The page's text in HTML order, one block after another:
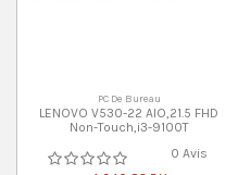
PC De Bureau
LENOVO V530-22 AIO,21.5 FHD
Non-Touch,i3-9100T
0 Avis